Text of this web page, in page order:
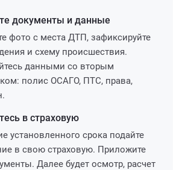
документы и данные
фото с места ДТП, зафиксируйте
и схему происшествия.
данными со вторым
полис ОСАГО, ПТС, права,
в страховую
установленного срока подайте
в свою страховую. Приложите
Далее будет осмотр, расчет